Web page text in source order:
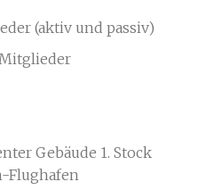
(aktiv und passiv)
Gebäude 1. Stock
Flughafen